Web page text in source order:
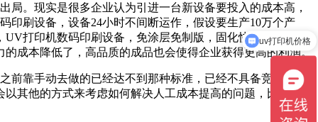
。现实是很多企业认为引进一台新设备要投入的成本高，
印刷设备，设备24小时不间断运作，假设要生产10万个产
打印机数码印刷设备，免涂层免制版，固化快无需干燥设
成本降低了，高品质的成品也会使得企业获得更高的利润。
靠手动去做的已经达不到那种标准，已经不具备竞争力。
其他的方式来考虑如何解决人工成本提高的问题，比如能不
uv打印机价格